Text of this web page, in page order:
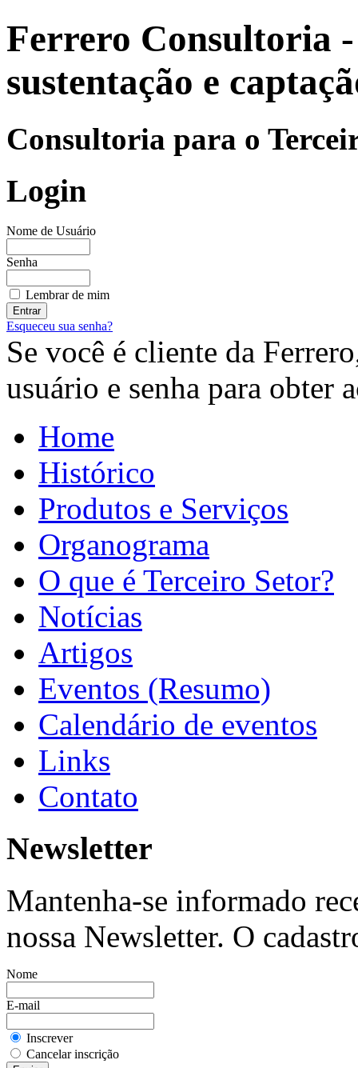
Ferrero Consultoria
sustentação e
Consultoria para o
Login
Nome de Usuário
Senha
Lembrar de mim
Esqueceu sua senha?
Se você é cliente da
usuário e senha para obter
Home
Histórico
Produtos e Serviços
Organograma
O que é Terceiro Setor?
Notícias
Artigos
Eventos (Resumo)
Calendário de eventos
Links
Contato
Newsletter
Mantenha-se informado
nossa Newsletter. O
Nome
E-mail
Inscrever
Cancelar inscrição